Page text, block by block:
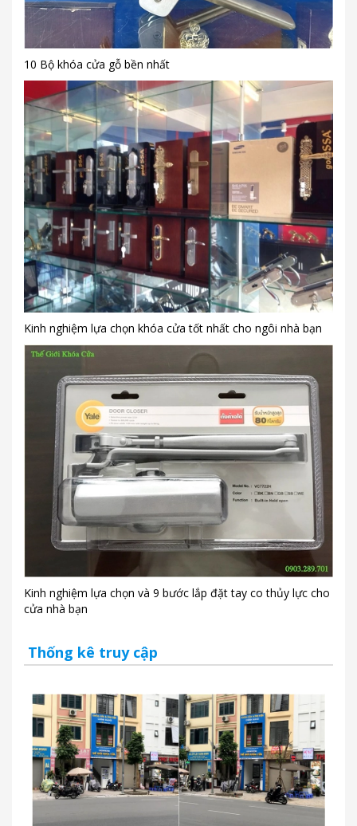
10 Bộ khóa cửa gỗ bền nhất
Kinh nghiệm lựa chọn khóa cửa tốt nhất cho ngôi nhà bạn
Kinh nghiệm lựa chọn và 9 bước lắp đặt tay co thủy lực cho
cửa nhà bạn
Thống kê truy cập